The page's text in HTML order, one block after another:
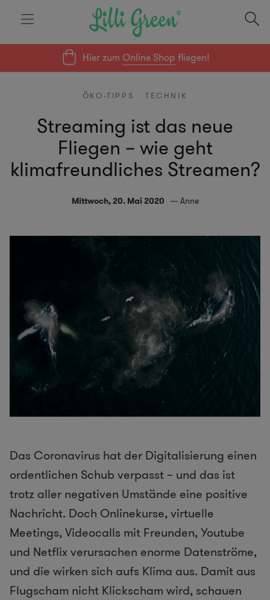
Hier zumOnline Shop fliegen!
ÖKO-TIPPS TECHNIK
Streaming ist das neue
Fliegen – wie geht
klimafreundliches Streamen?
Mittwoch, 20. Mai 2020 Anne
Das Coronavirus hat der Digitalisierung einen
ordentlichen Schub verpasst – und das ist
trotz aller negativen Umstände eine positive
Nachricht. Doch Onlinekurse, virtuelle
Meetings, Videocalls mit Freunden, Youtube
und Netflix verursachen enorme Datenströme,
und die wirken sich aufs Klima aus. Damit aus
Flugscham nicht Klickscham wird, schauen